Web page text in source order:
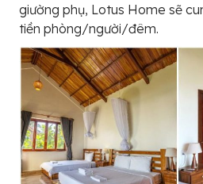
giường phụ, Lotus Home sẽ
tiền phòng/người/đêm.